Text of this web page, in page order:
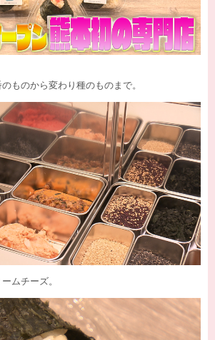
ものから変わり種のものまで。
ムチーズ。